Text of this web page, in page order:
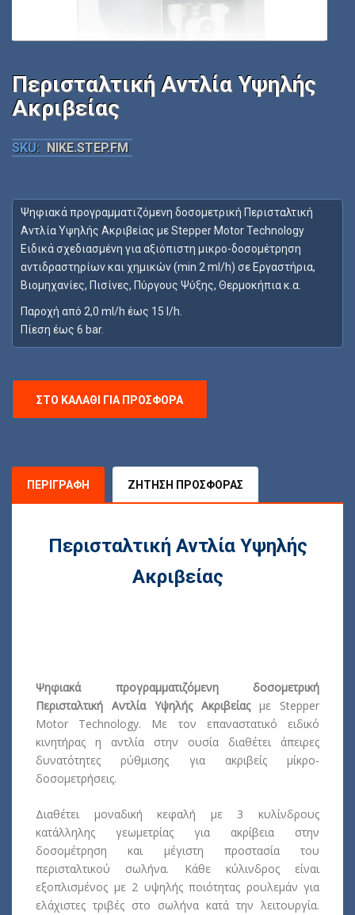
Περισταλτική Αντλία Υψηλής
Ακριβείας
SKU: NIKE.STEP.FM
Ψηφιακά προγραμματιζόμενη δοσομετρική Περισταλτική
Αντλία Υψηλής Ακριβείας με Stepper Motor Technology
Ειδικά σχεδιασμένη για αξιόπιστη μικρο-δοσομέτρηση
αντιδραστηρίων και χημικών (min 2 ml/h) σε Εργαστήρια,
Βιομηχανίες, Πισίνες, Πύργους Ψύξης, Θερμοκήπια κ.α.
Παροχή από 2,0 ml/h έως 15 l/h.
Πίεση έως 6 bar.
ΣΤΟ ΚΑΛΆΘΙ ΓΙΑ ΠΡΟΣΦΟΡΆ
ΠΕΡΙΓΡΑΦΉ ΖΉΤΗΣΗ ΠΡΟΣΦΟΡΆΣ
Περισταλτική Αντλία Υψηλής
Ακριβείας
Ψηφιακά προγραμματιζόμενη δοσομετρική
Περισταλτική Αντλία Υψηλής Ακριβείαςμε Stepper
Motor Technology. Με τον επαναστατικό ειδικό
κινητήρας η αντλία στην ουσία διαθέτει άπειρες
δυνατότητες ρύθμισης για ακριβείς μίκρο-
δοσομετρήσεις.
Διαθέτει μοναδική κεφαλή με 3 κυλίνδρους
κατάλληλης γεωμετρίας για ακρίβεια στην
δοσομέτρηση και μέγιστη προστασία του
περισταλτικού σωλήνα. Κάθε κύλινδρος είναι
εξοπλισμένος με 2 υψηλής ποιότητας ρουλεμάν για
ελάχιστες τριβές στο σωλήνα κατά την λειτουργία.